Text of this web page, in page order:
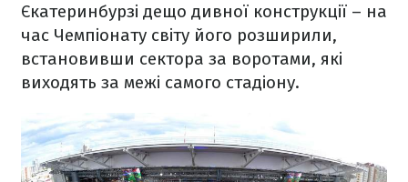
Єкатеринбурзі дещо дивної конструкції – на
час Чемпіонату світу його розширили,
встановивши сектора за воротами, які
виходять за межі самого стадіону.